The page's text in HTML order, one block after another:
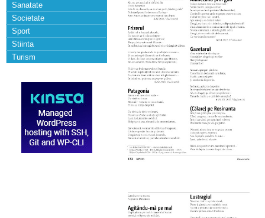
Sanatate
Societate
Sport
Stiinta
Turism